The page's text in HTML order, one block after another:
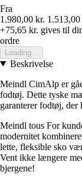
Fra
1.980,00 kr. 1.513,00
+75,65 kr. gives til
ordre
Loading...
Beskrivelse
Meindl CimAlp er
fodtøj. Dette tyske
garanterer fodtøj,
Meindl tous For
modernitet
lette, fleksible sko
Vent ikke længere
bjergene!